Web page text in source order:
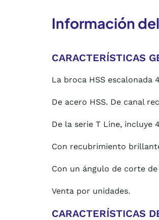
Información
CARACTERÍSTICAS
La broca HSS
De acero HSS. De canal
De la serie T Line, incluye
Con recubrimiento
Con un ángulo de corte de
Venta por unidades.
CARACTERÍSTICAS